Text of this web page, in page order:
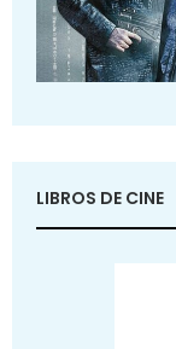
LIBROS DE CINE